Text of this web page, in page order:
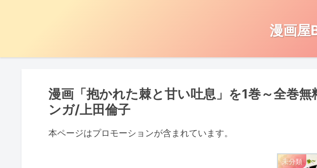
漫画屋
漫画「抱かれた棘と甘い吐息」を1巻～全巻
ンガ/上田倫子
本ページはプロモーションが含まれています。
未分類